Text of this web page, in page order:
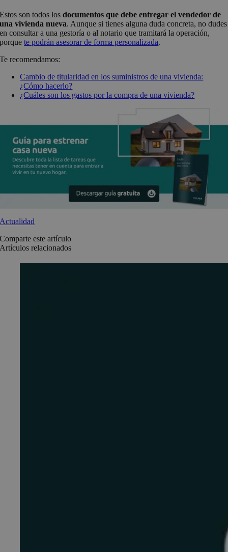
Estos son todos losdocumentos que debe entregar el vendedor de
una vivienda nueva. Aunque si tienes alguna duda concreta, no dudes
en consultar a una gestoría o al notario que tramitará la operación,
porquete podrán asesorar de forma personalizada.
Te recomendamos:
Cambio de titularidad en los suministros de una vivienda:
¿Cómo hacerlo?
¿Cuáles son los gastos por la compra de una vivienda?
Actualidad
Comparte este artículo
Artículos relacionados